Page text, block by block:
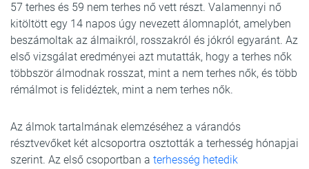
57 terhes és 59 nem terhes nő vett részt. Valamennyi nő
kitöltött egy 14 napos úgy nevezett álomnaplót, amelyben
beszámoltak az álmaikról, rosszakról és jókról egyaránt. Az
első vizsgálat eredményei azt mutatták, hogy a terhes nők
többször álmodnak rosszat, mint a nem terhes nők, és több
rémálmot is felidéztek, mint a nem terhes nők.
Az álmok tartalmának elemzéséhez a várandós
résztvevőket két alcsoportra osztották a terhesség hónapjai
szerint. Az első csoportban a terhesség hetedik